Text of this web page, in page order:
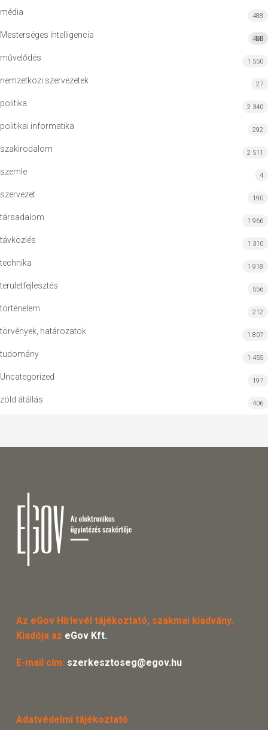
média 488
Mesterséges Intelligencia MI
428
művelődés 1 550
nemzetközi szervezetek 27
politika 2 340
politikai informatika 292
szakirodalom 2 511
szemle 4
szervezet 190
társadalom 1 966
távközlés 1 310
technika 1 918
területfejlesztés 556
történelem 212
törvények, határozatok 1 807
tudomány 1 455
Uncategorized 197
zöld átállás 406
Az eGov Hírlevél tájékoztató, szakmai kiadvány.
Kiadója az eGov Kft.
E-mail cím: szerkesztoseg@egov.hu
Adatvédelmi tájékoztató